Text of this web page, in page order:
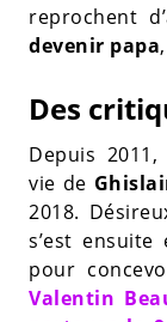
reprochent
devenir papa
Des
Depuis
vie de
2018.
s’est ensuite
pour
Valentin